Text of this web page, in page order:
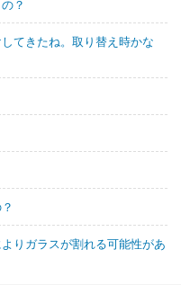
？
てきたね。取り替え時かな
りガラスが割れる可能性があ